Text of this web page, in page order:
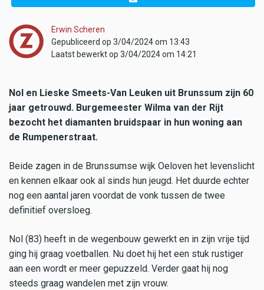
Erwin Scheren
Gepubliceerd op 3/04/2024 om 13:43
Laatst bewerkt op 3/04/2024 om 14:21
Nol en Lieske Smeets-Van Leuken uit Brunssum zijn 60
jaar getrouwd. Burgemeester Wilma van der Rijt
bezocht het diamanten bruidspaar in hun woning aan
de Rumpenerstraat.
Beide zagen in de Brunssumse wijk Oeloven het levenslicht
en kennen elkaar ook al sinds hun jeugd. Het duurde echter
nog een aantal jaren voordat de vonk tussen de twee
definitief oversloeg.
Nol (83) heeft in de wegenbouw gewerkt en in zijn vrije tijd
ging hij graag voetballen. Nu doet hij het een stuk rustiger
aan een wordt er meer gepuzzeld. Verder gaat hij nog
steeds graag wandelen met zijn vrouw.